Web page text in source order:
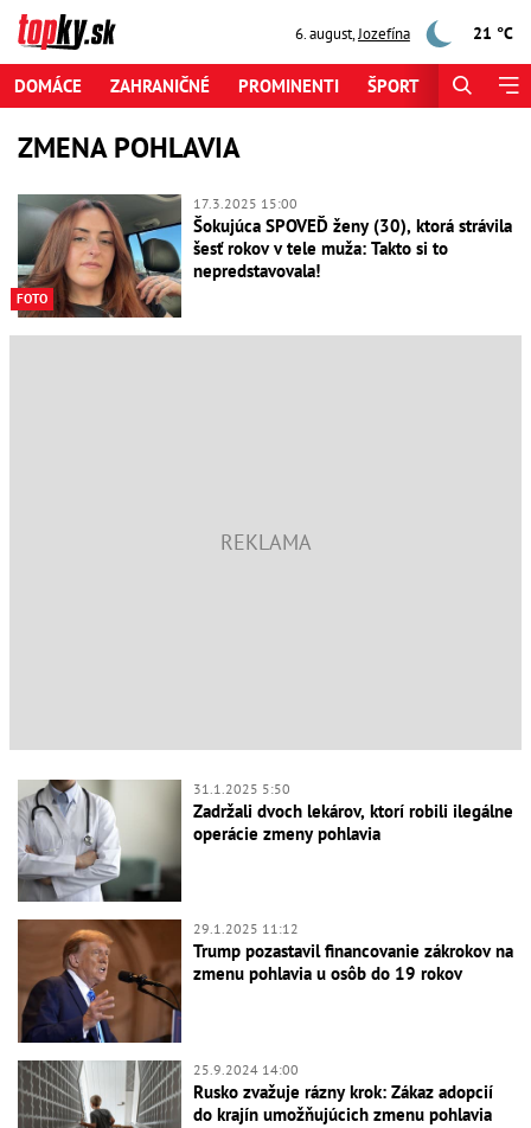
6. august,Jozefína 21 °C
DOMÁCE ZAHRANIČNÉ PROMINENTI ŠPORT
ZMENA POHLAVIA
FOTO
17.3.2025 15:00
Šokujúca SPOVEĎ ženy (30), ktorá strávila
šesť rokov v tele muža: Takto si to
nepredstavovala!
31.1.2025 5:50
Zadržali dvoch lekárov, ktorí robili ilegálne
operácie zmeny pohlavia
29.1.2025 11:12
Trump pozastavil financovanie zákrokov na
zmenu pohlavia u osôb do 19 rokov
25.9.2024 14:00
Rusko zvažuje rázny krok: Zákaz adopcií
do krajín umožňujúcich zmenu pohlavia